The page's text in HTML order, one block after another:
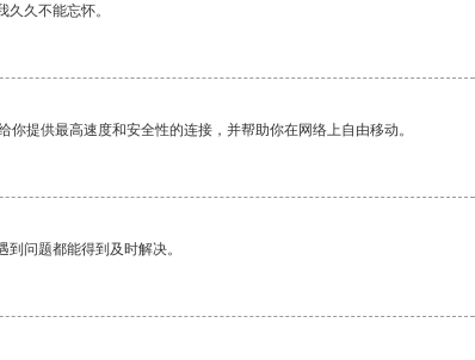
久不能忘怀。
你提供最高速度和安全性的连接，并帮助你在网络上自由移动。
问题都能得到及时解决。